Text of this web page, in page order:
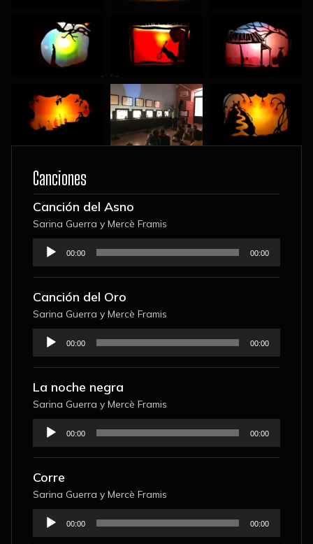
Canciones
Canción del Asno
Sarina Guerra y Mercè Framis
Reproductor
de
audio
00:00 00:00
Canción del Oro
Sarina Guerra y Mercè Framis
Reproductor
de
audio
00:00 00:00
La noche negra
Sarina Guerra y Mercè Framis
Reproductor
de
audio
00:00 00:00
Corre
Sarina Guerra y Mercè Framis
Reproductor
de
00:00 00:00